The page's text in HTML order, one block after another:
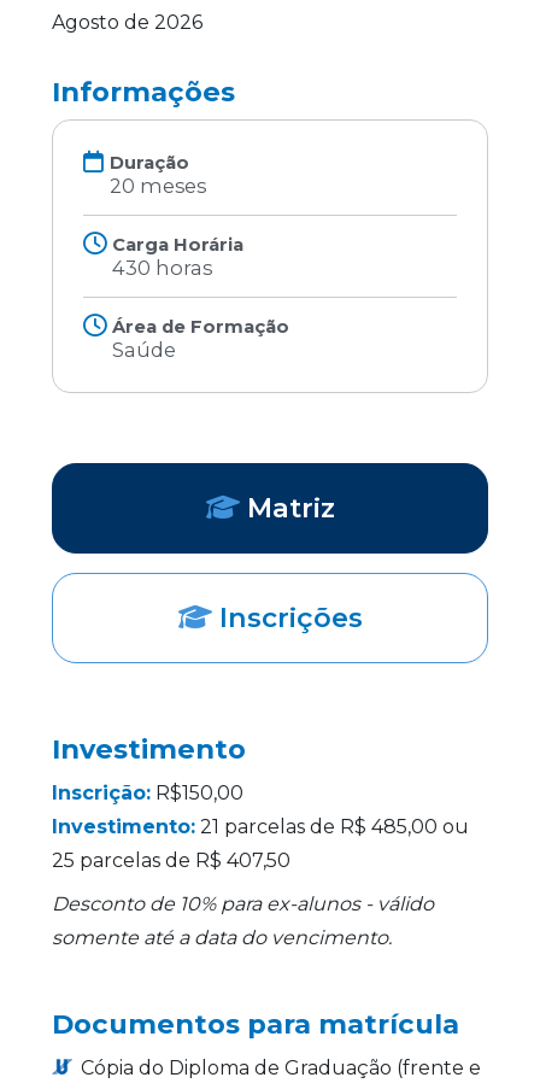
Agosto de 2026
Informações
Duração
20 meses
Carga Horária
430 horas
Área de Formação
Saúde
Matriz
Inscrições
Investimento
Inscrição:R$150,00
Investimento:21 parcelas de R$ 485,00 ou
25 parcelas de R$ 407,50
Desconto de 10% para ex-alunos - válido
somente até a data do vencimento.
Documentos para matrícula
Cópia do Diploma de Graduação (frente e